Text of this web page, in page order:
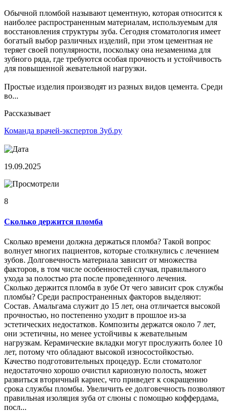
Обычной пломбой называют цементную, которая относится к
наиболее распространенным материалам, используемым для
восстановления структуры зуба. Сегодня стоматология имеет
богатый выбор различных изделий, при этом цементная не
теряет своей популярности, поскольку она незаменима для
зубного ряда, где требуются особая прочность и устойчивость
для повышенной жевательной нагрузки.
Простые изделия производят из разных видов цемента. Среди
во...
Рассказывает
Команда врачей-экспертов Зуб.ру
19.09.2025
8
Сколько держится пломба
Сколько времени должна держаться пломба? Такой вопрос
волнует многих пациентов, которые столкнулись с лечением
зубов. Долговечность материала зависит от множества
факторов, в том числе особенностей случая, правильного
ухода за полостью рта после проведенного лечения.
Сколько держится пломба в зубе От чего зависит срок службы
пломбы? Среди распространенных факторов выделяют:
Состав. Амальгама служит до 15 лет, она отличается высокой
прочностью, но постепенно уходит в прошлое из-за
эстетических недостатков. Композиты держатся около 7 лет,
они эстетичны, но менее устойчивы к жевательным
нагрузкам. Керамические вкладки могут прослужить более 10
лет, потому что обладают высокой износостойкостью.
Качество подготовительных процедур. Если стоматолог
недостаточно хорошо очистил кариозную полость, может
развиться вторичный кариес, что приведет к сокращению
срока службы пломбы. Увеличить ее долговечность позволяют
правильная изоляция зуба от слюны с помощью коффердама,
посл...